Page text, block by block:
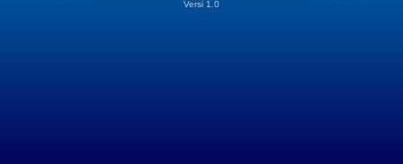
Versi 1.0